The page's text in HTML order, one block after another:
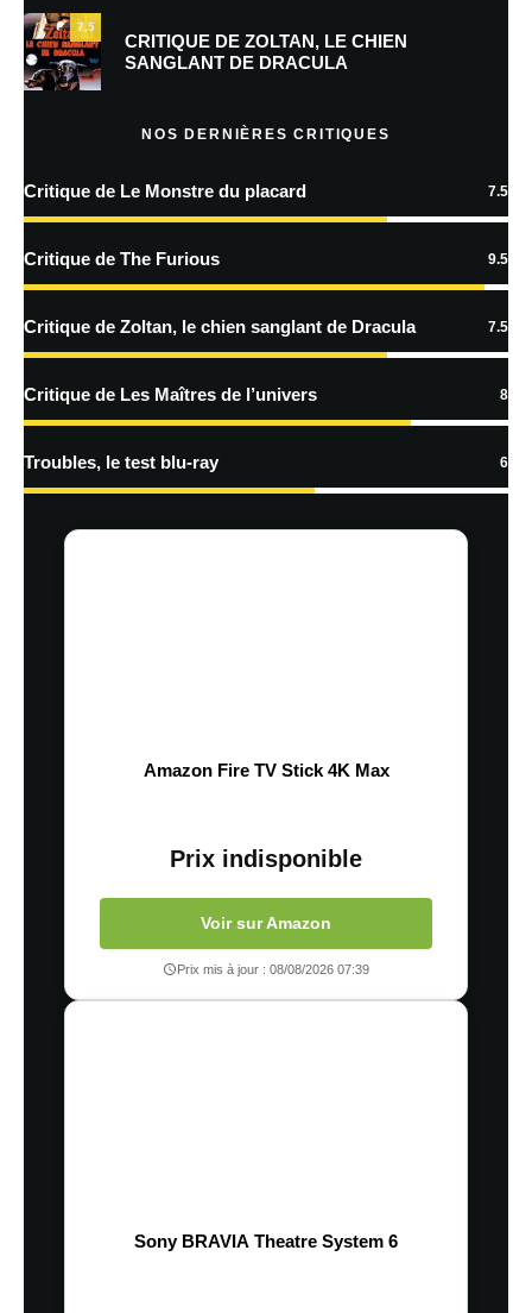
Prévenez-moi de tous les nouveaux commentaires par e-mail.
Prévenez-moi de tous les nouveaux articles par e-mail.
En savoir
traitées
7.5
CRITIQUE DE ZOLTAN, LE CHIEN
SANGLANT DE DRACULA
NOS DERNIÈRES CRITIQUES
Critique de Le Monstre du placard 7.5
Critique de The Furious 9.5
Critique de Zoltan, le chien sanglant de Dracula 7.5
Critique de Les Maîtres de l’univers 8
Troubles, le test blu-ray 6
Amazon Fire TV Stick 4K Max
Prix indisponible
Voir sur Amazon
Prix mis à jour : 08/08/2026 07:39
Sony BRAVIA Theatre System 6